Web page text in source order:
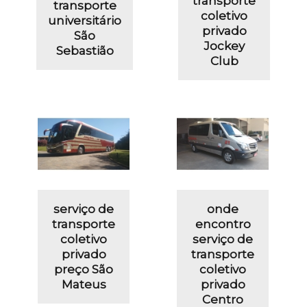
transporte
universitário
São
Sebastião
coletivo
privado
Jockey
Club
serviço de
transporte
coletivo
privado
preço São
Mateus
onde
encontro
serviço de
transporte
coletivo
privado
Centro